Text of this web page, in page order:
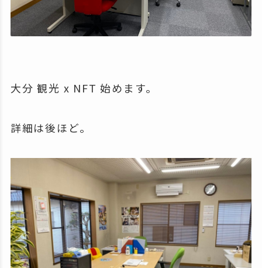
大分 観光 x NFT 始めます。
詳細は後ほど。